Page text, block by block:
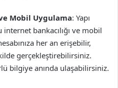
Mobil Uygulama: Yapı
internet bankacılığı ve mobil
her an erişebilir,
gerçekleştirebilirsiniz.
bilgiye anında ulaşabilirsiniz.